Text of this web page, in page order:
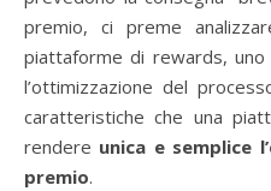
premio, ci preme
piattaforme di rewards,
l’ottimizzazione del
caratteristiche che una
rendere unica e semplice
premio.